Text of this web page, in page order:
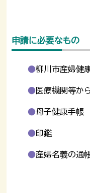
申請に必要なもの
柳川市産婦健
医療機関等か
母子健康手帳
印鑑
産婦名義の通